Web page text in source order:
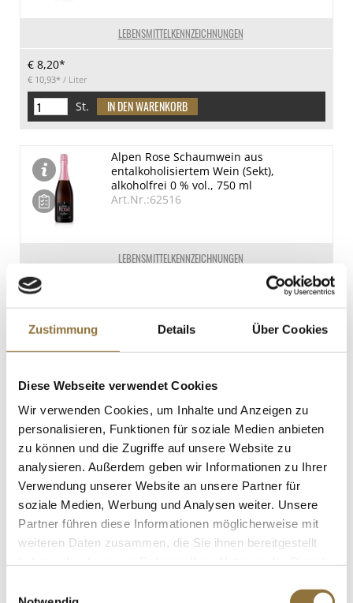
Zustimmung Details Über Cookies
Diese Webseite verwendet Cookies
Wir verwenden Cookies, um Inhalte und Anzeigen zu
personalisieren, Funktionen für soziale Medien anbieten
zu können und die Zugriffe auf unsere Website zu
analysieren. Außerdem geben wir Informationen zu Ihrer
Verwendung unserer Website an unsere Partner für
soziale Medien, Werbung und Analysen weiter. Unsere
Partner führen diese Informationen möglicherweise mit
weiteren Daten zusammen, die Sie ihnen bereitgestellt
LEBENSMITTELKENNZEICHNUNGEN
€ 8,20*
€ 10,93* / Liter
St.
LEBENSMITTELKENNZEICHNUNGEN
Alpen Rose Schaumwein aus
entalkoholisiertem Wein (Sekt),
alkoholfrei 0 % vol., 750 ml
Art.Nr.:62516
€ 13,55*
St.
LEBENSMITTELKENNZEICHNUNGEN
Alpen Blanc Schaumwein aus
alkoholfrei, 750 ml
Art.Nr.:62891
€ 14,60*
€ 19,47* / Liter